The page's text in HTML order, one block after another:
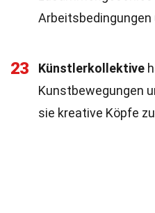
Arbeitsbedingungen
23 Künstlerkollektive
Kunstbewegungen
sie kreative Köpfe